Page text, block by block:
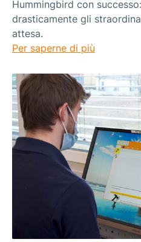
Hummingbird con
drasticamente gli
attesa.
Per saperne di più